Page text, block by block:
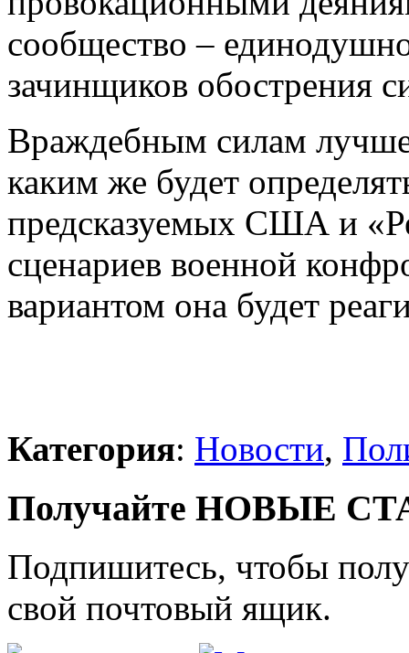
сообщество –
зачинщиков обострения
Враждебным силам лучше
каким же будет
предсказуемых США и
сценариев военной
вариантом она будет
Категория: Новости,
Получайте НОВЫЕ
Подпишитесь, чтобы
свой почтовый ящик.